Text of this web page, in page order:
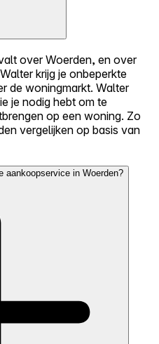
over Woerden, en over
krijg je onbeperkte
de woningmarkt. Walter
je nodig hebt om te
op een woning. Zo
vergelijken op basis van
aankoopservice in Woerden?